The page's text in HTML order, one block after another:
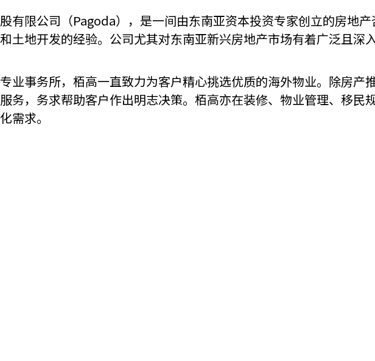
题 商业机遇：政府招标公告 推荐表格
有限公司（Pagoda），是一间由东南亚资本投资专家创立的房地
土地开发的经验。公司尤其对东南亚新兴房地产市场有着广泛且深
业事务所，栢高一直致力为客户精心挑选优质的海外物业。除房产
务，务求帮助客户作出明志决策。栢高亦在装修、物业管理、移民
需求。